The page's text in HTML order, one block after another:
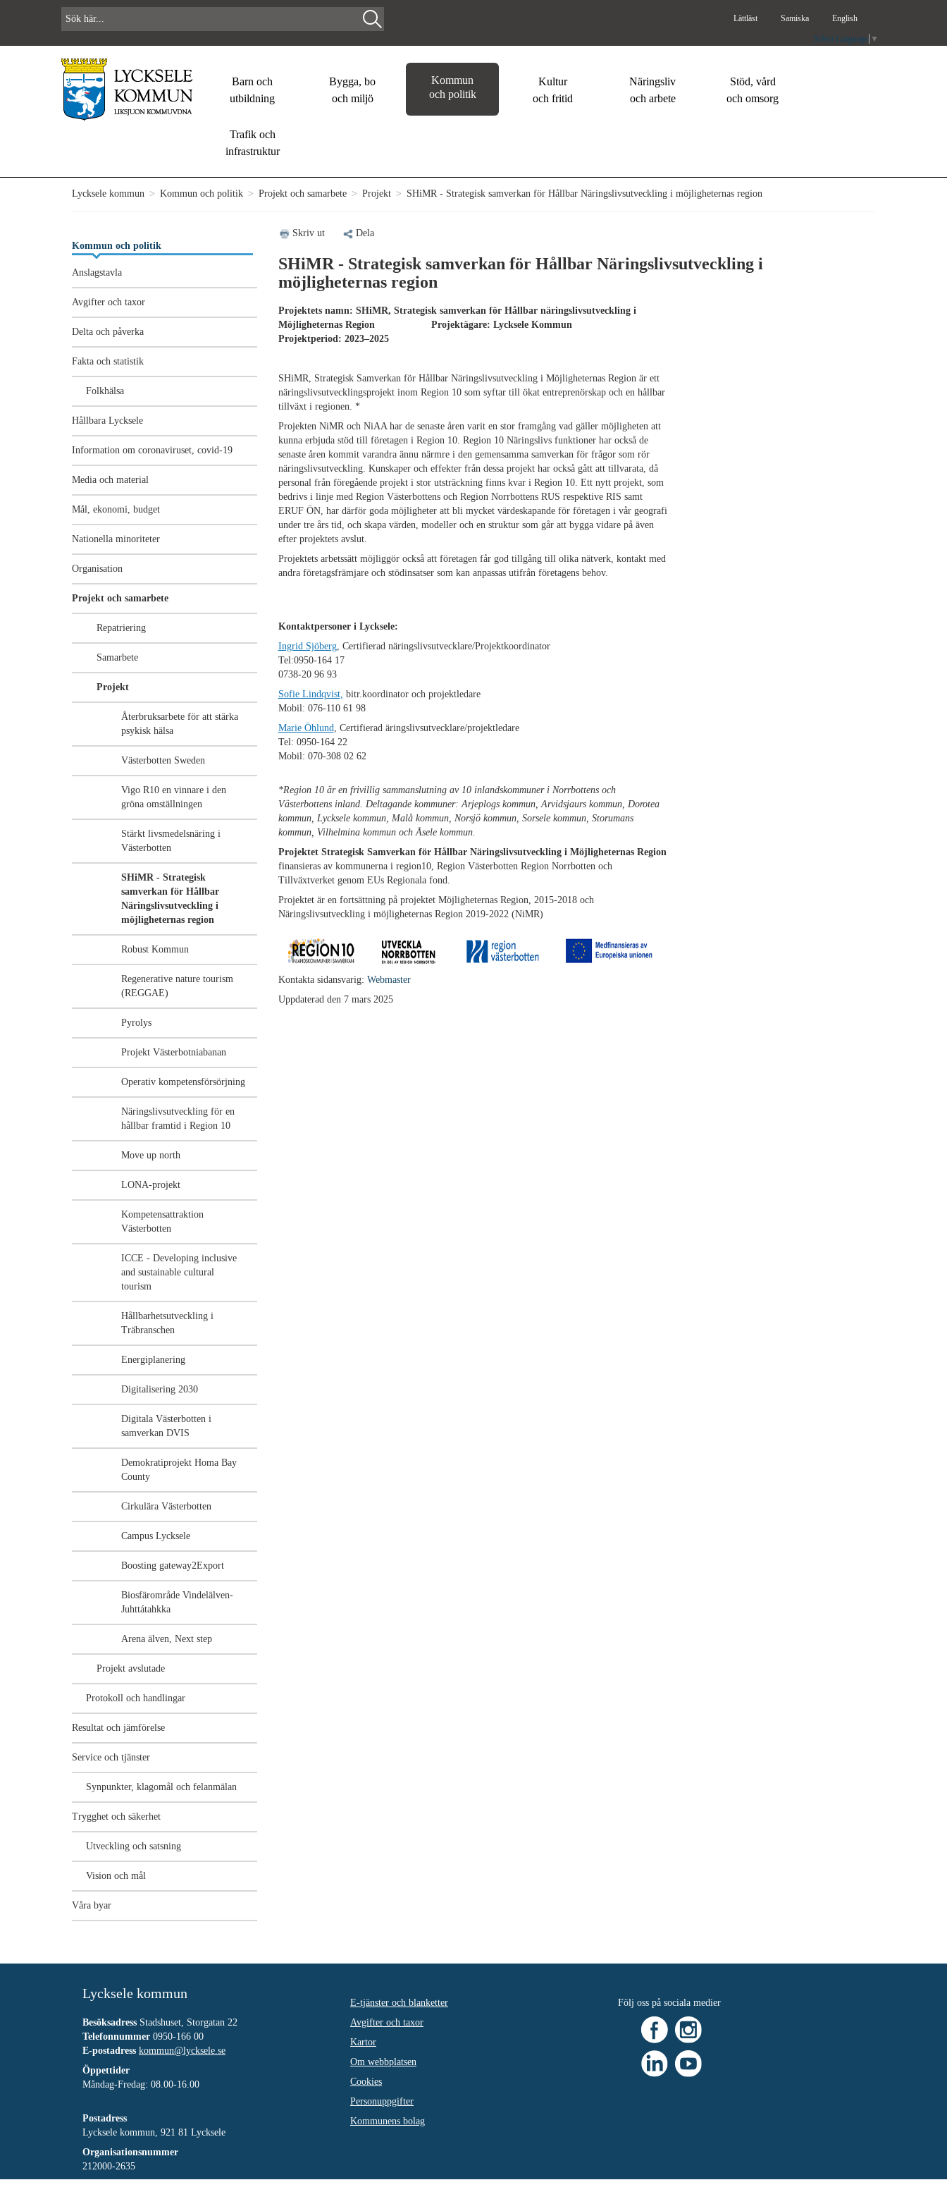
Lättläst Samiska English
Select Language ▼
Barn och
utbildning
Bygga, bo
och miljö
Kommun
och politik
Kultur
och fritid
Näringsliv
och arbete
Stöd, vård
och omsorg
Trafik och
infrastruktur
Lycksele kommun > Kommun och politik > Projekt och samarbete > Projekt > SHiMR - Strategisk samverkan för Hållbar Näringslivsutveckling i möjligheternas region
Kommun och politik
Anslagstavla
Avgifter och taxor
Delta och påverka
Fakta och statistik
Folkhälsa
Hållbara Lycksele
Information om coronaviruset, covid-19
Media och material
Mål, ekonomi, budget
Nationella minoriteter
Organisation
Projekt och samarbete
Repatriering
Samarbete
Projekt
Återbruksarbete för att stärka
psykisk hälsa
Västerbotten Sweden
Vigo R10 en vinnare i den
gröna omställningen
Stärkt livsmedelsnäring i
Västerbotten
SHiMR - Strategisk
samverkan för Hållbar
Näringslivsutveckling i
möjligheternas region
Robust Kommun
Regenerative nature tourism
(REGGAE)
Pyrolys
Projekt Västerbotniabanan
Operativ kompetensförsörjning
Näringslivsutveckling för en
hållbar framtid i Region 10
Move up north
LONA-projekt
Kompetensattraktion
Västerbotten
ICCE - Developing inclusive
and sustainable cultural
tourism
Hållbarhetsutveckling i
Träbranschen
Energiplanering
Digitalisering 2030
Digitala Västerbotten i
samverkan DVIS
Demokratiprojekt Homa Bay
County
Cirkulära Västerbotten
Campus Lycksele
Boosting gateway2Export
Biosfärområde Vindelälven-
Juhttátahkka
Arena älven, Next step
Projekt avslutade
Protokoll och handlingar
Resultat och jämförelse
Service och tjänster
Synpunkter, klagomål och felanmälan
Trygghet och säkerhet
Utveckling och satsning
Vision och mål
Våra byar
Skriv ut Dela
SHiMR - Strategisk samverkan för Hållbar Näringslivsutveckling i
möjligheternas region
Projektets namn: SHiMR, Strategisk samverkan för Hållbar näringslivsutveckling i
Möjligheternas Region Projektägare: Lycksele Kommun
Projektperiod: 2023–2025
SHiMR, Strategisk Samverkan för Hållbar Näringslivsutveckling i Möjligheternas Region är ett
näringslivsutvecklingsprojekt inom Region 10 som syftar till ökat entreprenörskap och en hållbar
tillväxt i regionen. *
Projekten NiMR och NiAA har de senaste åren varit en stor framgång vad gäller möjligheten att
kunna erbjuda stöd till företagen i Region 10. Region 10 Näringslivs funktioner har också de
senaste åren kommit varandra ännu närmre i den gemensamma samverkan för frågor som rör
näringslivsutveckling. Kunskaper och effekter från dessa projekt har också gått att tillvarata, då
personal från föregående projekt i stor utsträckning finns kvar i Region 10. Ett nytt projekt, som
bedrivs i linje med Region Västerbottens och Region Norrbottens RUS respektive RIS samt
ERUF ÖN, har därför goda möjligheter att bli mycket värdeskapande för företagen i vår geografi
under tre års tid, och skapa värden, modeller och en struktur som går att bygga vidare på även
efter projektets avslut.
Projektets arbetssätt möjliggör också att företagen får god tillgång till olika nätverk, kontakt med
andra företagsfrämjare och stödinsatser som kan anpassas utifrån företagens behov.
Kontaktpersoner i Lycksele:
Ingrid Sjöberg, Certifierad näringslivsutvecklare/Projektkoordinator
Tel:0950-164 17
0738-20 96 93
Sofie Lindqvist, bitr.koordinator och projektledare
Mobil: 076-110 61 98
Marie Öhlund, Certifierad äringslivsutvecklare/projektledare
Tel: 0950-164 22
Mobil: 070-308 02 62
*Region 10 är en frivillig sammanslutning av 10 inlandskommuner i Norrbottens och
Västerbottens inland. Deltagande kommuner: Arjeplogs kommun, Arvidsjaurs kommun, Dorotea
kommun, Lycksele kommun, Malå kommun, Norsjö kommun, Sorsele kommun, Storumans
kommun, Vilhelmina kommun och Åsele kommun.
Projektet Strategisk Samverkan för Hållbar Näringslivsutveckling i Möjligheternas Region
finansieras av kommunerna i region10, Region Västerbotten Region Norrbotten och
Tillväxtverket genom EUs Regionala fond.
Projektet är en fortsättning på projektet Möjligheternas Region, 2015-2018 och
Näringslivsutveckling i möjligheternas Region 2019-2022 (NiMR)
Kontakta sidansvarig: Webmaster
Uppdaterad den 7 mars 2025
Lycksele kommun
Besöksadress Stadshuset, Storgatan 22
Telefonnummer 0950-166 00
E-postadress kommun@lycksele.se
Öppettider
Måndag-Fredag: 08.00-16.00
Postadress
Lycksele kommun, 921 81 Lycksele
Organisationsnummer
212000-2635
E-tjänster och blanketter
Avgifter och taxor
Kartor
Om webbplatsen
Cookies
Personuppgifter
Kommunens bolag
Följ oss på sociala medier